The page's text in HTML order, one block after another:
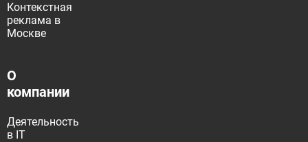
Контекстная
реклама в
Москве
О
компании
Деятельность
в IT